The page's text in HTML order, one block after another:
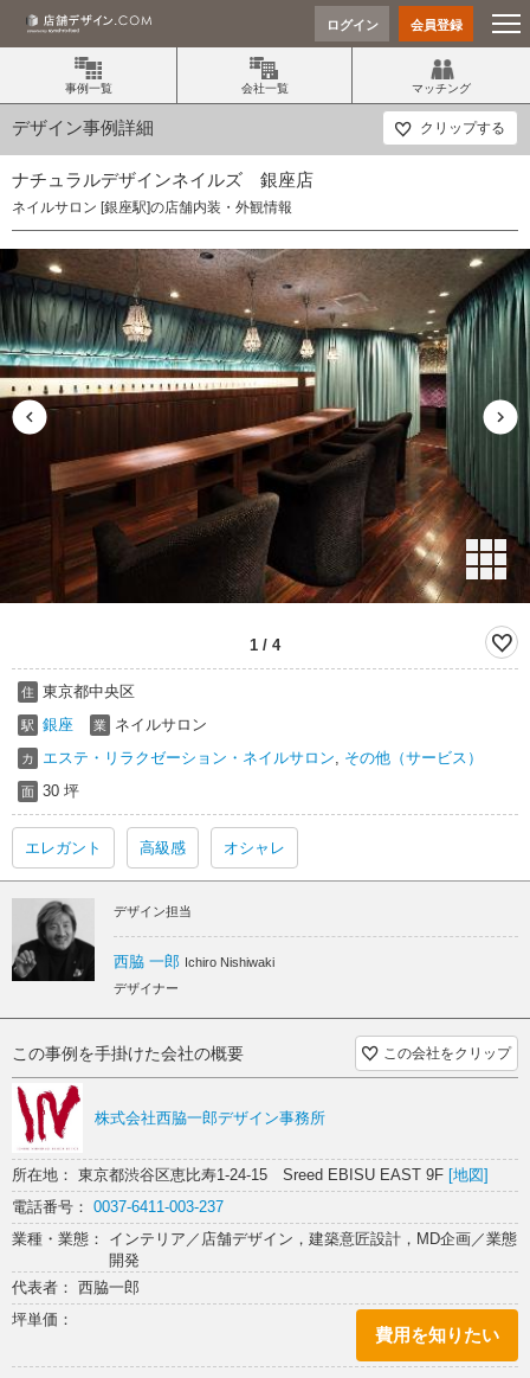
ログイン 会員登録
事例一覧 会社一覧 マッチング
デザイン事例詳細 クリップする
ナチュラルデザインネイルズ 銀座店
ネイルサロン [銀座駅]の店舗内装・外観情報
1 / 4
住 東京都中央区
駅 銀座 業 ネイルサロン
カ エステ・リラクゼーション・ネイルサロン その他（サービス）
面 30 坪
エレガント 高級感 オシャレ
デザイン担当
西脇 一郎 Ichiro Nishiwaki
デザイナー
この事例を手掛けた会社の概要 この会社をクリップ
株式会社西脇一郎デザイン事務所
所在地： 東京都渋谷区恵比寿1-24-15 Sreed EBISU EAST 9F [地図]
電話番号： 0037-6411-003-237
業種・業態： インテリア／店舗デザイン，建築意匠設計，MD企画／業態
開発
代表者： 西脇一郎
坪単価：
費用を知りたい